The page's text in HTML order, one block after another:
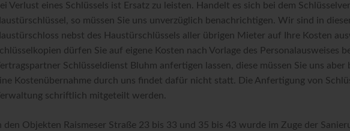
Wohntipps
Newsarchiv
Verlust eines Schlüssels ist Ersatz zu leisten. Handelt es sich bei dem
so müssen Sie uns unverzüglich benachrichtigen. Wir sind in
nebst des Haustürschlüssels aller übrigen Mieter auf Ihre Kosten
dürfen Sie auf eigene Kosten nach Vorlage des Personalausweises
Schlüsseldienst Bluhm anfertigen lassen, diese müssen Sie uns aber
Kostenübernahme durch uns findet dafür nicht statt. Die Anfertigung von
schriftlich mitgeteilt werden.
den Objekten Raismeser Straße 23 bis 33 und 35 bis 43 wurde im Zuge der